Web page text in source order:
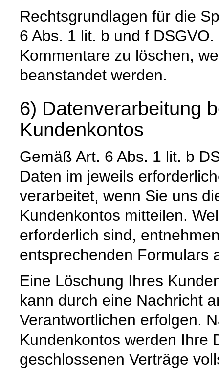
Rechtsgrundlagen für die
6 Abs. 1 lit. b und f
Kommentare zu löschen,
beanstandet werden.
6) Datenverarbeitung
Kundenkontos
Gemäß Art. 6 Abs. 1 lit. b
Daten im jeweils
verarbeitet, wenn Sie uns
Kundenkontos mitteilen.
erforderlich sind,
entsprechenden Formulars
Eine Löschung Ihres
kann durch eine Nachricht
Verantwortlichen erfolgen.
Kundenkontos werden Ihre
geschlossenen Verträge